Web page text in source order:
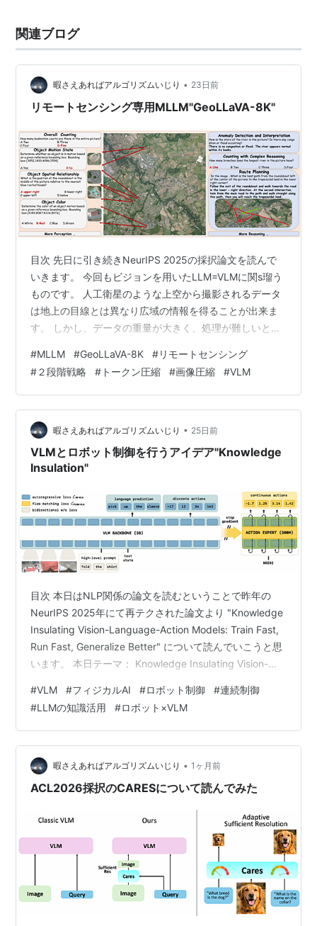
関連ブログ
暇さえあればアルゴリズムいじり • 23日前
リモートセンシング専用MLLM"GeoLLaVA-8K"
目次 先日に引き続きNeurIPS 2025の採択論文を読んで
いきます。 今回もビジョンを用いたLLM=VLMに関s瑠う
ものです。 人工衛星のような上空から撮影されるデータ
は地上の目線とは異なり広域の情報を得ることが出来ま
す。 しかし、データの重量が大きく、処理が難しいとい
案した論文を扱います。 本日テーマ： NeurIPS 2025の
採択論文でリモートセンシング対応したGeoLLaVA-8Kに
ついて理解してみる 🎵 BGMを再生する 概要 この論文
は、超高解像度（8Kクラス）のリモートセンシング画像
に特化したマルチモーダル大規模言語モデル（…
#MLLM #GeoLLaVA-8K #リモートセンシング
#２段階戦略 # トークン圧縮 #画像圧縮 #VLM
暇さえあればアルゴリズムいじり • 25日前
VLMとロボット制御を行うアイデア"Knowledge
Insulation"
目次 本日はNLP関係の論文を読むということで昨年の
NeurIPS 2025年にて再テクされた論文より "Knowledge
Insulating Vision-Language-Action Models: Train Fast,
Run Fast, Generalize Better" について読んでいこうと思
います。 本日テーマ： Knowledge Insulating Vision-
Generalize Betterを理解する 🎵 BGMを再生する 概要 以
下では、当該論文の概要を説明しますN…
#VLM #フィジカルAI #ロボット制御 #連続制御
#LLMの知識活用 #ロボット×VLM
暇さえあればアルゴリズムいじり • 1ヶ月前
ACL2026採択のCARESについて読んでみた